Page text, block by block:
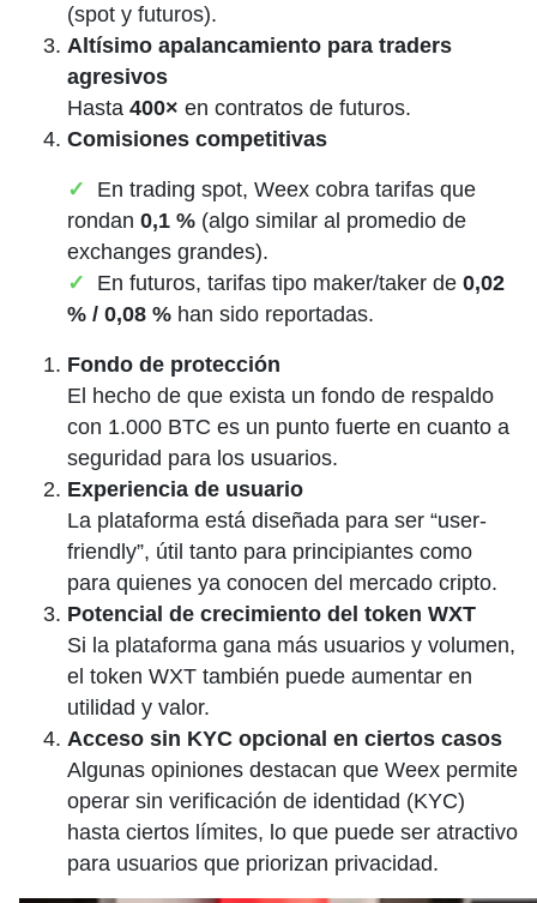
(spot y futuros).
Altísimo apalancamiento para traders
agresivos
Hasta 400× en contratos de futuros.
Comisiones competitivas
En trading spot, Weex cobra tarifas que
rondan 0,1 % (algo similar al promedio de
exchanges grandes).
En futuros, tarifas tipo maker/taker de 0,02
% / 0,08 % han sido reportadas.
Fondo de protección
El hecho de que exista un fondo de respaldo
con 1.000 BTC es un punto fuerte en cuanto a
seguridad para los usuarios.
Experiencia de usuario
La plataforma está diseñada para ser “user-
friendly”, útil tanto para principiantes como
para quienes ya conocen del mercado cripto.
Potencial de crecimiento del token WXT
Si la plataforma gana más usuarios y volumen,
el token WXT también puede aumentar en
utilidad y valor.
Acceso sin KYC opcional en ciertos casos
Algunas opiniones destacan que Weex permite
operar sin verificación de identidad (KYC)
hasta ciertos límites, lo que puede ser atractivo
para usuarios que priorizan privacidad.